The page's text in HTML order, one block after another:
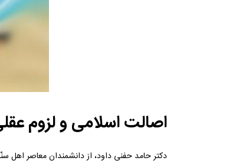
اصالت اسلامی و لزوم
دکتر حامد حفنی داود، از دانشمندان معاصر